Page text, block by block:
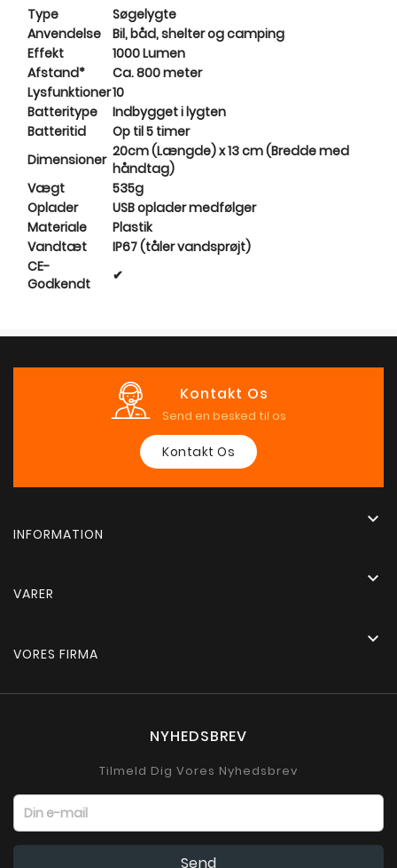
Type
Søgelygte
Anvendelse
Bil, båd, shelter og camping
Effekt
1000 Lumen
Afstand*
Ca. 800 meter
Lysfunktioner10
Batteritype
Indbygget i lygten
Batteritid
Op til 5 timer
Dimensioner 20cm (Længde) x 13 cm (Bredde med
håndtag)
Vægt
535g
Oplader
USB oplader medfølger
Materiale
Plastik
Vandtæt
IP67 (tåler vandsprøjt)
CE-
Godkendt
✔
Kontakt Os
Send en besked til os
Kontakt Os
INFORMATION

VARER

VORES FIRMA

NYHEDSBREV
Tilmeld Dig Vores Nyhedsbrev